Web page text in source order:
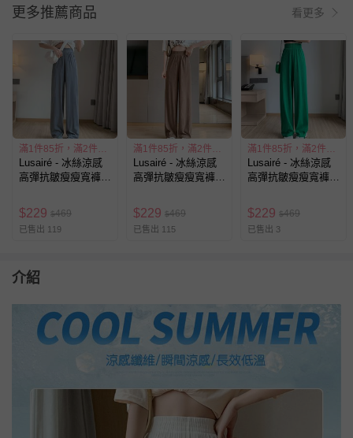
更多推薦商品 看更多
滿1件85折，滿2件77折
Lusairé - 冰絲涼感
高彈抗皺瘦瘦寬褲-
$229 $469
已售出 119
滿1件85折，滿2件77折
Lusairé - 冰絲涼感
高彈抗皺瘦瘦寬褲-
$229 $469
已售出 115
滿1件85折，滿2件77折
Lusairé - 冰絲涼感
高彈抗皺瘦瘦寬褲-
$229 $469
已售出 3
介紹